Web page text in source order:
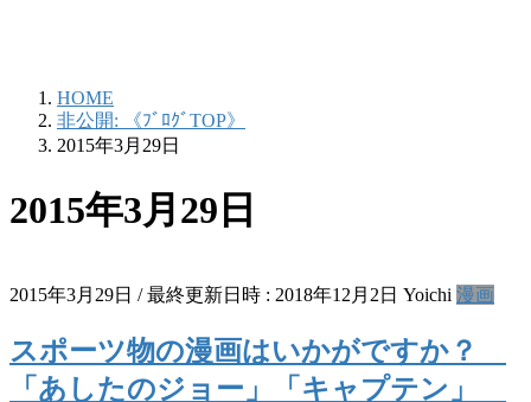
HOME
非公開: 《ﾌﾞﾛｸﾞTOP》
2015年3月29日
2015年3月29日
2015年3月29日 / 最終更新日時 : 2018年12月2日 Yoichi 漫画
スポーツ物の漫画はいかがですか？
「あしたのジョー」「キャプテン」